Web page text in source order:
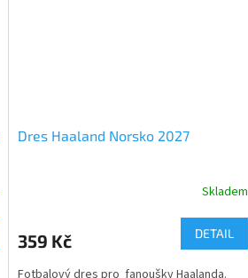
Dres Haaland Norsko 2027
Skladem
359 Kč DETAIL
Fotbalový dres pro fanoušky Haalanda.